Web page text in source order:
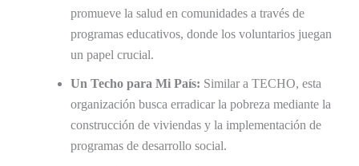
promueve la salud en comunidades a través de
programas educativos, donde los voluntarios juegan
un papel crucial.
Un Techo para Mi País: Similar a TECHO, esta
organización busca erradicar la pobreza mediante la
construcción de viviendas y la implementación de
programas de desarrollo social.